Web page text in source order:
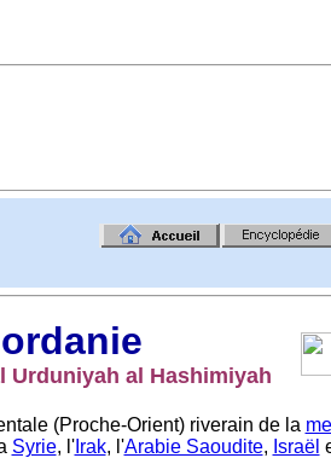
Urduniyah al Hashimiyah
(Proche-Orient) riverain de la
Syrie, l'Irak, l'Arabie Saoudite, Israël